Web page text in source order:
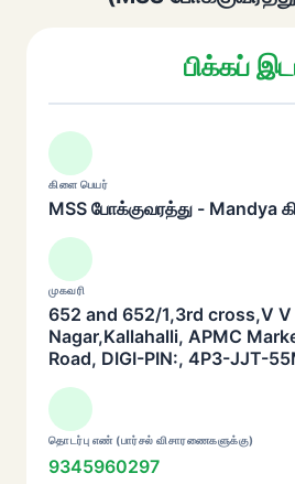
பிக்கப்
கிளை பெயர்
MSS போக்குவரத்து - Mandya
முகவரி
652 and 652/1,3rd cross,V V
Nagar,Kallahalli, APMC
Road, DIGI-PIN:, 4P3-JJT-
தொடர்பு எண் (பார்சல் விசாரணைகளுக்கு)
9345960297